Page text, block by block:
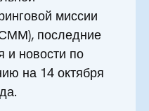
миссии
последние
и новости по
на 14 октября